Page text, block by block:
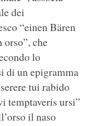
dei
“einen Bären
orso”, che
lo
di un epigramma
tui rabido
temptaveris ursi”
il naso